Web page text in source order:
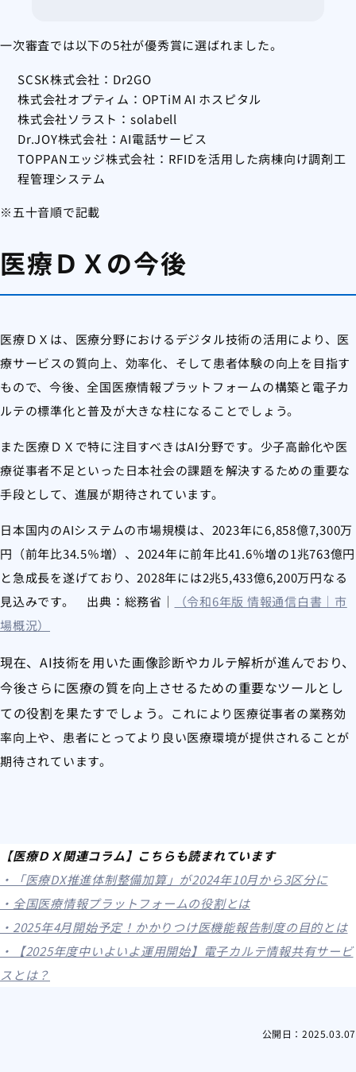
一次審査では以下の5社が優秀賞に選ばれました。
SCSK株式会社：Dr2GO
株式会社オプティム：OPTiM AI ホスピタル
株式会社ソラスト：solabell
Dr.JOY株式会社：AI電話サービス
TOPPANエッジ株式会社：RFIDを活用した病棟向け調剤工
程管理システム
※五十音順で記載
医療ＤＸの今後
医療ＤＸは、医療分野におけるデジタル技術の活用により、医
療サービスの質向上、効率化、そして患者体験の向上を目指す
もので、今後、全国医療情報プラットフォームの構築と電子カ
ルテの標準化と普及が大きな柱になることでしょう。
また医療ＤＸで特に注目すべきはAI分野です。少子高齢化や医
療従事者不足といった日本社会の課題を解決するための重要な
手段として、進展が期待されています。
日本国内のAIシステムの市場規模は、2023年に6,858億7,300万
円（前年比34.5％増）、2024年に前年比41.6％増の1兆763億円
と急成長を遂げており、2028年には2兆5,433億6,200万円なる
見込みです。 出典：総務省｜
（令和6年版 情報通信白書｜市
場概況）
現在、AI技術を用いた画像診断やカルテ解析が進んでおり、
今後さらに医療の質を向上させるための重要なツールとし
ての役割を果たすでしょう。 これにより医療従事者の業務効
率向上や、患者にとってより良い医療環境が提供されることが
期待されています。
【医療ＤＸ関連コラム】こちらも読まれています
・「医療DX推進体制整備加算」が2024年10月から3区分に
・全国医療情報プラットフォームの役割とは
・2025年4月開始予定！かかりつけ医機能報告制度の目的とは
・【2025年度中いよいよ運用開始】電子カルテ情報共有サービ
スとは？
公開日： 2025.03.07